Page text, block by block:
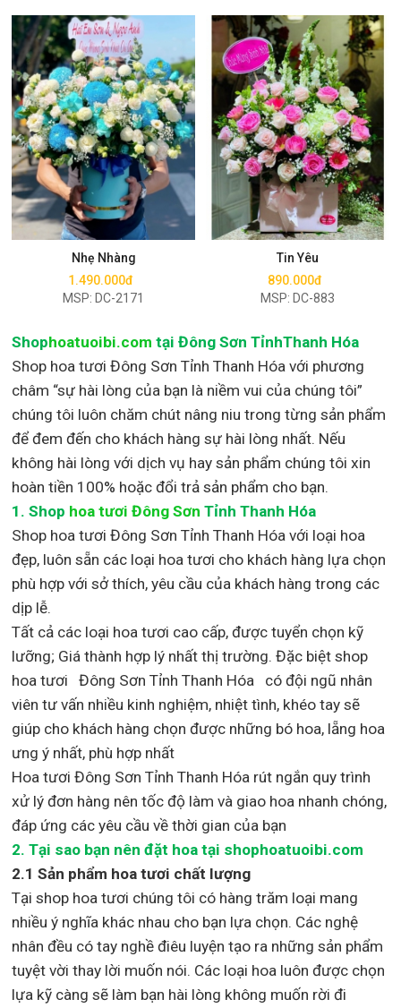
Nhẹ Nhàng
1.490.000đ
MSP: DC-2171
Mua ngay
Tin Yêu
890.000đ
MSP: DC-883
Mua ngay
Shophoatuoibi.com tại Đông Sơn TỉnhThanh Hóa
Shop hoa tươi Đông Sơn Tỉnh Thanh Hóa với phương
châm “sự hài lòng của bạn là niềm vui của chúng tôi”
chúng tôi luôn chăm chút nâng niu trong từng sản phẩm
để đem đến cho khách hàng sự hài lòng nhất. Nếu
không hài lòng với dịch vụ hay sản phẩm chúng tôi xin
hoàn tiền 100% hoặc đổi trả sản phẩm cho bạn.
1.Shop hoa tươi Đông Sơn Tỉnh Thanh Hóa
Shop hoa tươi Đông Sơn Tỉnh Thanh Hóa với loại hoa
đẹp, luôn sẵn các loại hoa tươi cho khách hàng lựa chọn
phù hợp với sở thích, yêu cầu của khách hàng trong các
dịp lễ.
Tất cả các loại hoa tươi cao cấp, được tuyển chọn kỹ
lưỡng; Giá thành hợp lý nhất thị trường. Đặc biệt shop
hoa tươi Đông Sơn Tỉnh Thanh Hóa
có đội ngũ nhân
viên tư vấn nhiều kinh nghiệm, nhiệt tình, khéo tay sẽ
giúp cho khách hàng chọn được những bó hoa, lẵng hoa
ưng ý nhất, phù hợp nhất
Hoa tươi Đông Sơn Tỉnh Thanh Hóa rút ngắn quy trình
xử lý đơn hàng nên tốc độ làm và giao hoa nhanh chóng,
đáp ứng các yêu cầu về thời gian của bạn
2. Tại sao bạn nên đặt hoa tại shophoatuoibi.com
2.1 Sản phẩm hoa tươi chất lượng
Tại shop hoa tươi chúng tôi có hàng trăm loại mang
nhiều ý nghĩa khác nhau cho bạn lựa chọn. Các nghệ
nhân đều có tay nghề điêu luyện tạo ra những sản phẩm
tuyệt vời thay lời muốn nói. Các loại hoa luôn được chọn
lựa kỹ càng sẽ làm bạn hài lòng không muốn rời đi